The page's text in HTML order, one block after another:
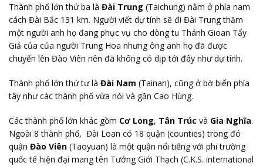
Thành phố lớn thứ ba là Đài Trung (Taichung) nằm ở phía nam
cách Đài Bắc 131 km. Người viết dự tính sẽ đi Đài Trung thăm
một người anh họ đang phục vụ cho dòng tu Thánh Gioan Tẩy
Giả của của người Trung Hoa nhưng ông anh họ đã được
chuyển lên Đào Viên nên đã không có dịp tới đây như dự tính.
Thành phố lớn thứ tư là Đài Nam (Tainan), cũng ở bờ biển phía
tây như các thành phố vừa nói và gần Cao Hùng.
Các thành phố lớn khác gồm Cơ Long, Tân Trúc và Gia Nghĩa.
Ngoài 8 thành phố, Đài Loan có 18 quận (counties) trong đó
quận Đào Viên (Taoyuan) là một quận nổi tiếng với phi trường
quốc tế hiện đại mang tên Tưởng Giới Thạch (C.K.S. international